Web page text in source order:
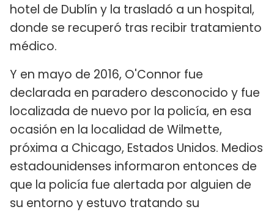
hotel de Dublín y la trasladó a un hospital,
donde se recuperó tras recibir tratamiento
médico.
Y en mayo de 2016, O'Connor fue
declarada en paradero desconocido y fue
localizada de nuevo por la policía, en esa
ocasión en la localidad de Wilmette,
próxima a Chicago, Estados Unidos. Medios
estadounidenses informaron entonces de
que la policía fue alertada por alguien de
su entorno y estuvo tratando su